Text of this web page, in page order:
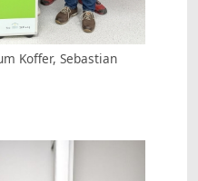
Koffer, Sebastian